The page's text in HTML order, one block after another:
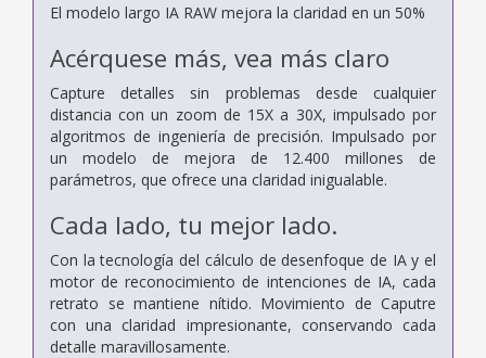
El modelo largo IA RAW mejora la claridad en un 50%
Acérquese más, vea más claro
Capture detalles sin problemas desde cualquier
distancia con un zoom de 15X a 30X, impulsado por
algoritmos de ingeniería de precisión. Impulsado por
un modelo de mejora de 12.400 millones de
parámetros, que ofrece una claridad inigualable.
Cada lado, tu mejor lado.
Con la tecnología del cálculo de desenfoque de IA y el
motor de reconocimiento de intenciones de IA, cada
retrato se mantiene nítido. Movimiento de Caputre
con una claridad impresionante, conservando cada
detalle maravillosamente.